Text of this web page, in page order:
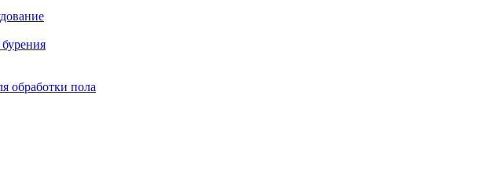
обработки пола